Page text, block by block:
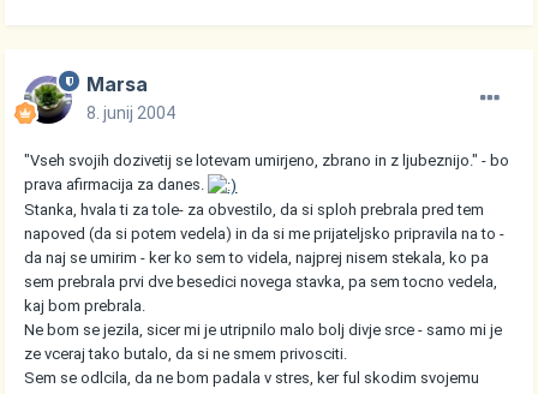
Marsa
8. junij 2004
"Vseh svojih dozivetij se lotevam umirjeno, zbrano in z ljubeznijo." - bo
prava afirmacija za danes.
Stanka, hvala ti za tole- za obvestilo, da si sploh prebrala pred tem
napoved (da si potem vedela) in da si me prijateljsko pripravila na to -
da naj se umirim - ker ko sem to videla, najprej nisem stekala, ko pa
sem prebrala prvi dve besedici novega stavka, pa sem tocno vedela,
kaj bom prebrala.
Ne bom se jezila, sicer mi je utripnilo malo bolj divje srce - samo mi je
ze vceraj tako butalo, da si ne smem privosciti.
Sem se odlcila, da ne bom padala v stres, ker ful skodim svojemu